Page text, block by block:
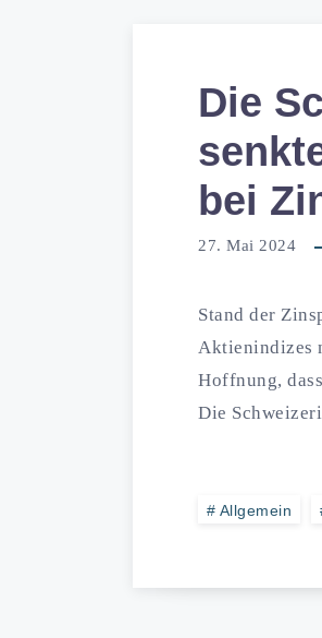
Die
bei
27. Mai 2024
Stand der
Aktienindizes
Hoffnung,
Die
Allgemein